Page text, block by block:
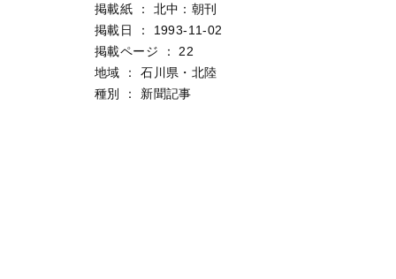
掲載紙 ：
北中：朝刊
掲載日
：
1993-11-02
掲載ページ
：
22
地域
：
石川県・北陸
種別
： 新聞記事